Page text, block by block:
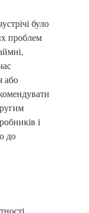
було
проблем
або
і
до